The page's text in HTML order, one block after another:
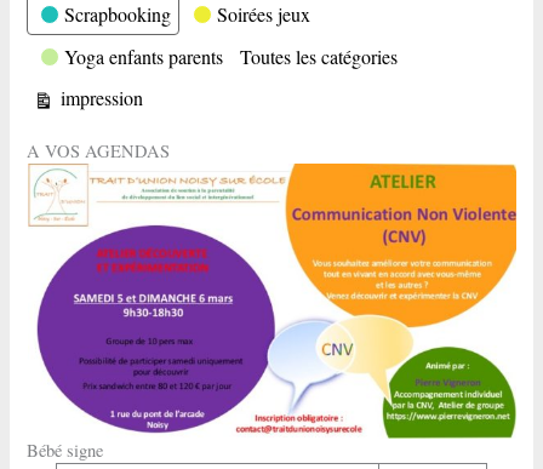
Scrapbooking
Soirées jeux
Yoga enfants parents
Toutes les catégories
Vue
impression
A VOS AGENDAS
Bébé signe